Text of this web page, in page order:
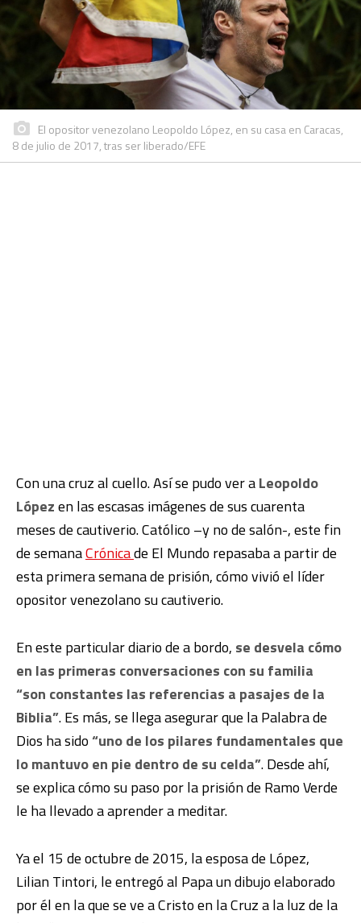
El opositor venezolano Leopoldo López, en su casa en Caracas,
8 de julio de 2017, tras ser liberado/EFE
Con una cruz al cuello. Así se pudo ver aLeopoldo
Lópezen las escasas imágenes de sus cuarenta
meses de cautiverio. Católico –y no de salón-, este fin
de semanaCrónicade El Mundo repasaba a partir de
esta primera semana de prisión, cómo vivió el líder
opositor venezolano su cautiverio.
En este particular diario de a bordo, se desvela cómo
en las primeras conversaciones con su familia
“son constantes las referencias a pasajes de la
Biblia”. Es más, se llega asegurar que la Palabra de
Dios ha sido“uno de los pilares fundamentales que
lo mantuvo en pie dentro de su celda”. Desde ahí,
se explica cómo su paso por la prisión de Ramo Verde
le ha llevado a aprender a meditar.
Ya el 15 de octubre de 2015, la esposa de López,
Lilian Tintori, le entregó al Papa un dibujo elaborado
por él en la que se ve a Cristo en la Cruz a la luz de la